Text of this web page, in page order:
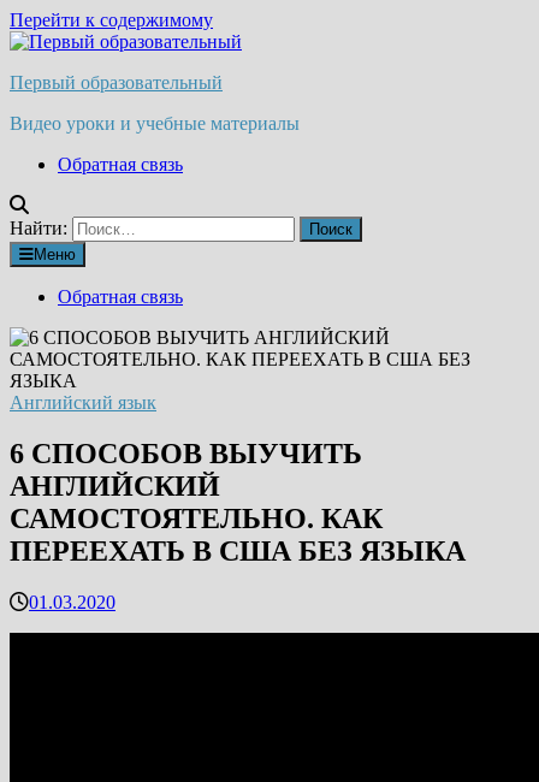
Перейти к содержимому
Первый образовательный
Видео уроки и учебные материалы
Обратная связь
Найти:
Меню
Обратная связь
Английский язык
6 СПОСОБОВ ВЫУЧИТЬ
АНГЛИЙСКИЙ
САМОСТОЯТЕЛЬНО. КАК
ПЕРЕЕХАТЬ В США БЕЗ ЯЗЫКА
01.03.2020